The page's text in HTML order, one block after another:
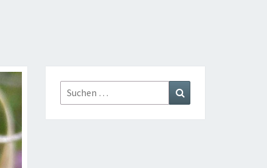
Suchen
nach: